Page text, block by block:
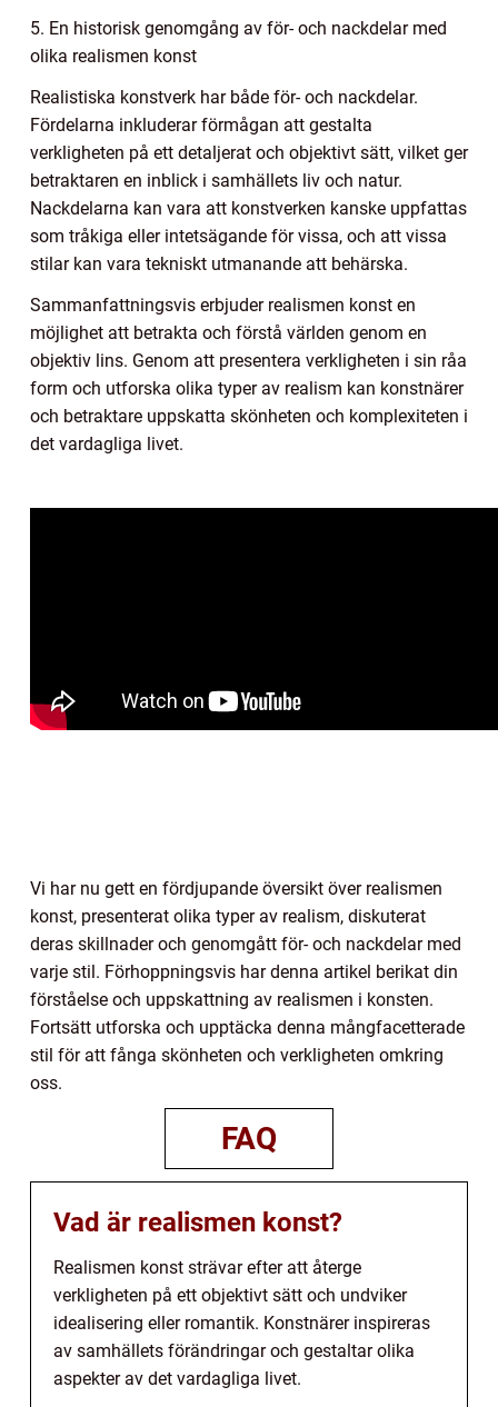
5. En historisk genomgång av för- och nackdelar med
olika realismen konst
Realistiska konstverk har både för- och nackdelar.
Fördelarna inkluderar förmågan att gestalta
verkligheten på ett detaljerat och objektivt sätt, vilket ger
betraktaren en inblick i samhällets liv och natur.
Nackdelarna kan vara att konstverken kanske uppfattas
som tråkiga eller intetsägande för vissa, och att vissa
stilar kan vara tekniskt utmanande att behärska.
Sammanfattningsvis erbjuder realismen konst en
möjlighet att betrakta och förstå världen genom en
objektiv lins. Genom att presentera verkligheten i sin råa
form och utforska olika typer av realism kan konstnärer
och betraktare uppskatta skönheten och komplexiteten i
det vardagliga livet.
Vi har nu gett en fördjupande översikt över realismen
konst, presenterat olika typer av realism, diskuterat
deras skillnader och genomgått för- och nackdelar med
varje stil. Förhoppningsvis har denna artikel berikat din
förståelse och uppskattning av realismen i konsten.
Fortsätt utforska och upptäcka denna mångfacetterade
stil för att fånga skönheten och verkligheten omkring
oss.
FAQ
Vad är realismen konst?
Realismen konst strävar efter att återge
verkligheten på ett objektivt sätt och undviker
idealisering eller romantik. Konstnärer inspireras
av samhällets förändringar och gestaltar olika
aspekter av det vardagliga livet.